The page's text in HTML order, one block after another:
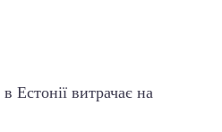
Естонії витрачає на